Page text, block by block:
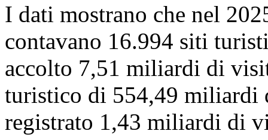
I dati mostrano che nel
contavano 16.994 siti
accolto 7,51 miliardi di
turistico di 554,49 miliardi
registrato 1,43 miliardi di